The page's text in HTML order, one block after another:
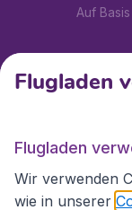
Auf
Kundenservice
Flugladen.at
Internationale
Flugladen
Flugladen
Wir verwenden
wie in unserer